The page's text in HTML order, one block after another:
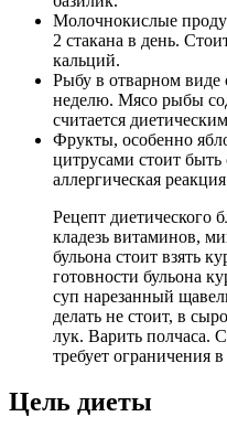
Молочнокислые
2 стакана в день.
кальций.
Рыбу в отварном виде
неделю. Мясо рыбы
считается
Фрукты, особенно
цитрусами стоит
аллергическая
Рецепт диетического
кладезь витаминов,
бульона стоит взять
готовности бульона
суп нарезанный
делать не стоит, в
лук. Варить полчаса.
требует ограничения
Цель диеты